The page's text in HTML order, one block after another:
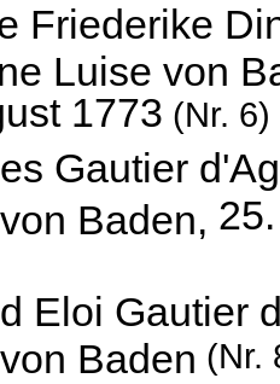
Friederike
Luise von
1773 (Nr. 6)
Gautier
Baden,
Eloi Gautier
Baden (Nr.